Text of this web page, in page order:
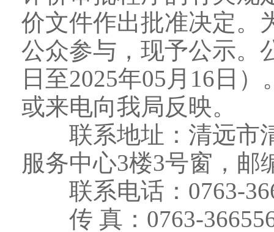
价文件作出批准决定。
公众参与，现予公示。
日至2025年05月16日
或来电向我局反映。
联系地址：清远市清
服务中心3楼3号窗，邮
联系电话：0763-
传 真：0763-